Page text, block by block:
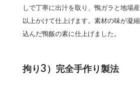
しで丁寧に出汁を取り、鴨ガラと地場
以上かけて仕上げます。素材の味が凝
込んだ鴨飯の素に仕上げました。
拘り3）完全手作り製法